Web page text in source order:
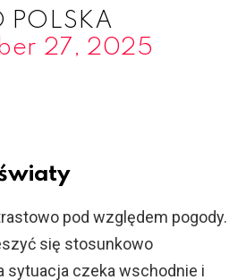
POLSKA
27, 2025
pod względem pogody.
się stosunkowo
sytuacja czeka wschodnie i